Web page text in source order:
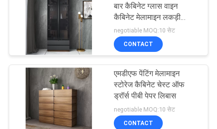
स्टेनलेस स्टील फर्निचर
बार कैबिनेट ग्लास वाइन
कैबिनेट मेलामाइन लकड़ी
फर्नीचर
negotiable MOQ:10 सेट
CONTACT
एमडीएफ पेंटिंग मेलामाइन
स्टोरेज कैबिनेट चेस्ट ऑफ
ड्रॉर्स पीबी पेपर लिबास
negotiable MOQ:10 सेट
CONTACT